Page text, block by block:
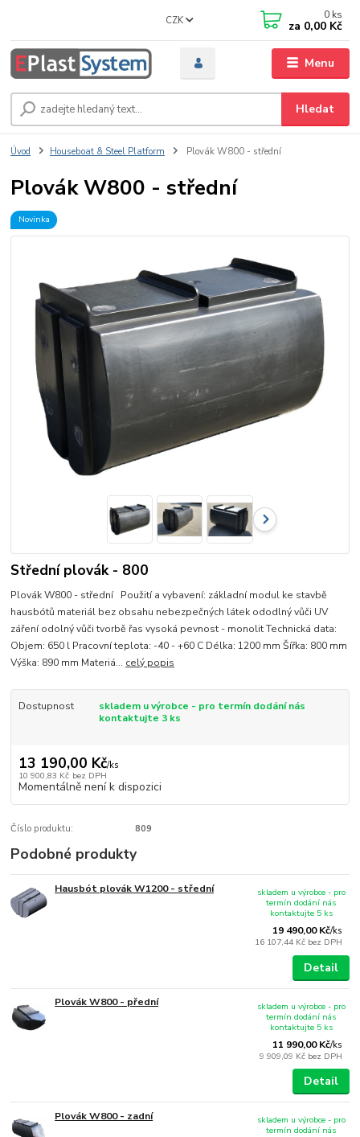
Menu
CZK
Hledat
0 ks
za 0,00 Kč
Úvod Houseboat & Steel Platform Plovák W800 - střední
Plovák W800 - střední
Novinka
Střední plovák - 800
Plovák W800 - střední Použití a vybavení: základní modul ke stavbě
hausbótů materiál bez obsahu nebezpečných látek ododlný vůči UV
záření odolný vůči tvorbě řas vysoká pevnost - monolit Technická data:
Objem: 650 l Pracovní teplota: -40 - +60 C Délka: 1200 mm Šířka: 800 mm
Výška: 890 mm Materiá... celý popis
Dostupnost
skladem u výrobce - pro termín dodání nás
kontaktujte 3 ks
13 190,00 Kč/ks
10 900,83 Kč bez DPH
Momentálně není k dispozici
Číslo produktu: 809
Podobné produkty
Hausbót plovák W1200 - střední
19 490,00 Kč/ks
16 107,44 Kč bez DPH
skladem u výrobce - pro
termín dodání nás
kontaktujte 5 ks
Detail
Plovák W800 - přední
11 990,00 Kč/ks
9 909,09 Kč bez DPH
skladem u výrobce - pro
termín dodání nás
kontaktujte 5 ks
Detail
Plovák W800 - zadní
skladem u výrobce - pro
termín dodání nás